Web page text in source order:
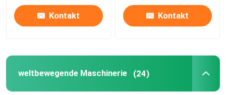
Referenzen
Straßenbau-Material
Ausrüstung für Straßenprüfungen
Kontakt Kontakt
weltbewegende Maschinerie (24)